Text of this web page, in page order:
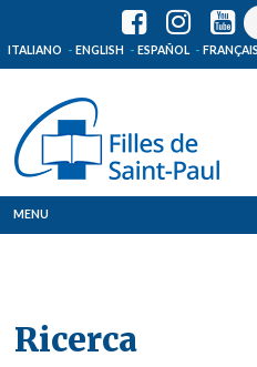
ITALIANO ENGLISH ESPAÑOL FRANÇAIS
MENU
Ricerca